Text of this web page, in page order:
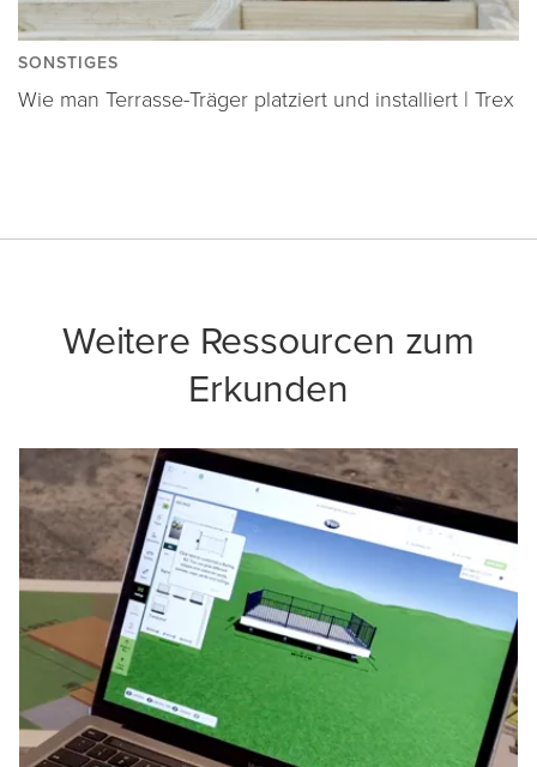
SONSTIGES
Wie man Terrasse-Träger platziert und installiert | Trex
Weitere Ressourcen zum
Erkunden